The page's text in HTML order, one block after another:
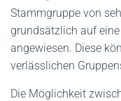
Stammgruppe von
grundsätzlich auf
angewiesen. Diese
verlässlichen
Die Möglichkeit